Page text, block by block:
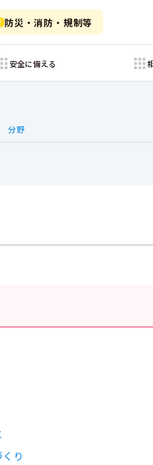
防災・消防・規制等
安全に備える
分野
り